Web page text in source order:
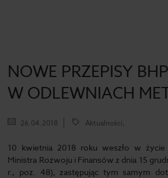
NOWE PRZEPISY BHP
W ODLEWNIACH
26.04.2018 Aktualności,
10 kwietnia 2018 roku weszło w życie
Ministra Rozwoju i Finansów z dnia 15
r., poz. 48), zastępując tym samym